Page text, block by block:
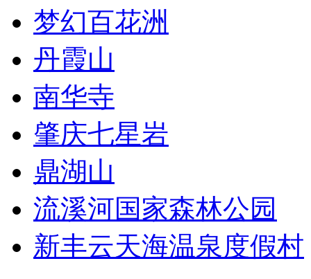
梦幻百花洲
丹霞山
南华寺
肇庆七星岩
鼎湖山
流溪河国家森林公园
新丰云天海温泉度假村